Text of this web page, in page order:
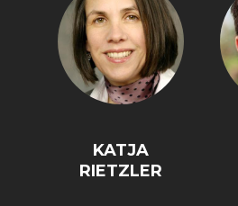
KATJA
RIETZLER